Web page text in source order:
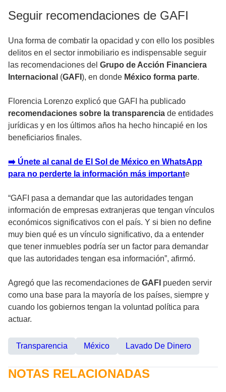
Seguir recomendaciones de GAFI
Una forma de combatir la opacidad y con ello los posibles
delitos en el sector inmobiliario es indispensable seguir
las recomendaciones del Grupo de Acción Financiera
Internacional (GAFI ), en donde México forma parte.
Florencia Lorenzo explicó que GAFI ha publicado
recomendaciones sobre la transparencia de entidades
jurídicas y en los últimos años ha hecho hincapié en los
beneficiarios finales.
➡️ Únete al canal de El Sol de México en WhatsApp
para no perderte la información más importante
“GAFI pasa a demandar que las autoridades tengan
información de empresas extranjeras que tengan vínculos
económicos significativos con el país. Y si bien no define
muy bien qué es un vínculo significativo, da a entender
que tener inmuebles podría ser un factor para demandar
que las autoridades tengan esa información”, afirmó.
Agregó que las recomendaciones de GAFI pueden servir
como una base para la mayoría de los países, siempre y
cuando los gobiernos tengan la voluntad política para
actuar.
Transparencia México Lavado De Dinero
NOTAS RELACIONADAS